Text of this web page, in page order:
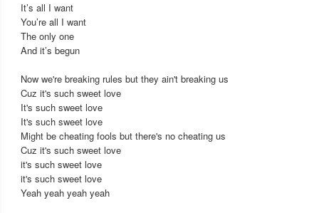
It’s all I want
You’re all I want
The only one
And it’s begun
Now we're breaking rules but they ain't breaking us
Cuz it's such sweet love
It's such sweet love
It's such sweet love
Might be cheating fools but there's no cheating us
Cuz it's such sweet love
it's such sweet love
it's such sweet love
Yeah yeah yeah yeah